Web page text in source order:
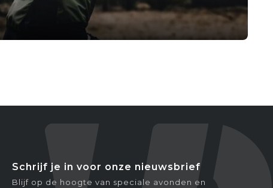
Schrijf je in voor onze nieuwsbrief
Blijf op de hoogte van speciale avonden en